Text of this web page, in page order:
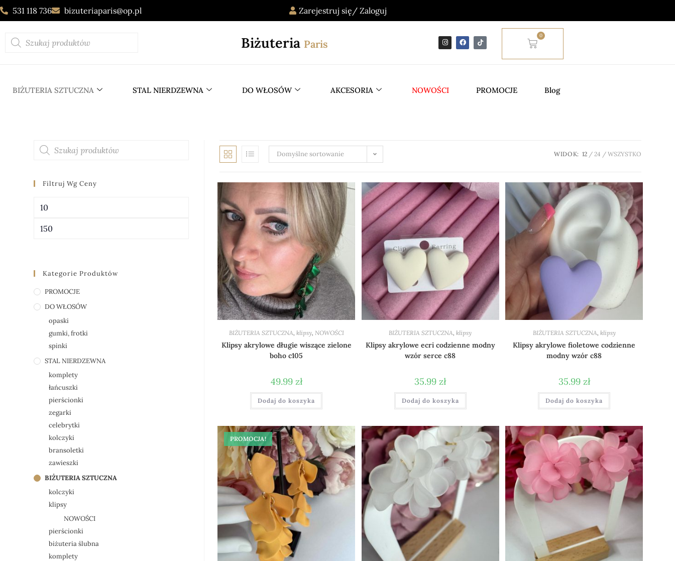
531 118 736 bizuteriaparis@op.pl Zarejestruj się/ Zaloguj
Biżuteria Paris
0
BIŻUTERIA SZTUCZNA STAL NIERDZEWNA DO WŁOSÓW AKCESORIA NOWOŚCI PROMOCJE Blog
Domyślne sortowanie WIDOK: 12 24 WSZYSTKO
BIŻUTERIA SZTUCZNA, klipsy, NOWOŚCI
Klipsy akrylowe długie wiszące zielone
boho c105
49.99 zł
Dodaj do koszyka
BIŻUTERIA SZTUCZNA,klipsy
Klipsy akrylowe ecri codzienne modny
wzór serce c88
35.99zł
Dodaj do koszyka
BIŻUTERIA SZTUCZNA, klipsy
Klipsy akrylowe fioletowe codzienne
modny wzór c88
35.99 zł
Dodaj do koszyka
PROMOCJA!
Filtruj Wg Ceny
Kategorie Produktów
PROMOCJE
DO WŁOSÓW
opaski
gumki, frotki
spinki
STAL NIERDZEWNA
komplety
łańcuszki
pierścionki
zegarki
celebrytki
kolczyki
bransoletki
zawieszki
BIŻUTERIA SZTUCZNA
kolczyki
klipsy
NOWOŚCI
pierścionki
biżuteria ślubna
komplety